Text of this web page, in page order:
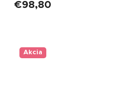
€98,80
Akcia